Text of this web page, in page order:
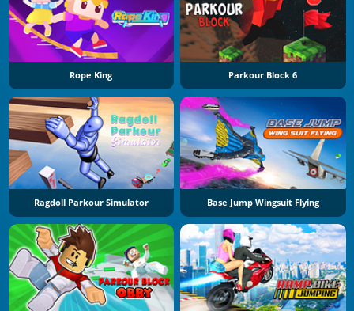
Rope King Parkour Block 6
Ragdoll Parkour Simulator Base Jump Wingsuit Flying